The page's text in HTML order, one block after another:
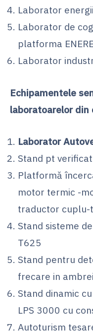
Laborator
Laborator de
platforma
Laborator
Echipamentele
laboratoarelor din
Laborator
Stand pt
Platformă
motor termic -
traductor cuplu-
Stand sisteme
T625
Stand pentru
frecare in
Stand dinamic
LPS 3000 cu
Autoturism